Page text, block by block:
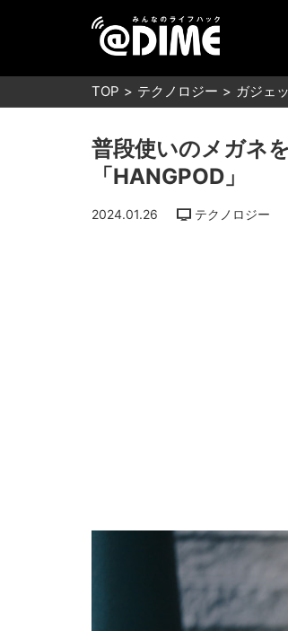
TOP テクノロジー ガジェ
普段使いのメガネ
「HANGPOD」
2024.01.26 テクノロジー